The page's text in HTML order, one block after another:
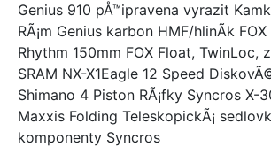
Genius 910 pÅ™ipravena vyrazit
RÃ¡m Genius karbon HMF/hlinÃ­k
Rhythm 150mm FOX Float, TwinLoc,
SRAM NX-X1Eagle 12 Speed
Shimano 4 Piston RÃ¡fky Syncros X-
Maxxis Folding TeleskopickÃ¡
komponenty Syncros